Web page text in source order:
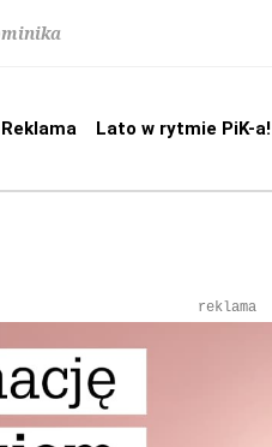
Reklama Lato w rytmie PiK-a!
reklama